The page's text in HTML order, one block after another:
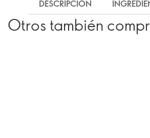
DESCRIPCIÓN
Otros también